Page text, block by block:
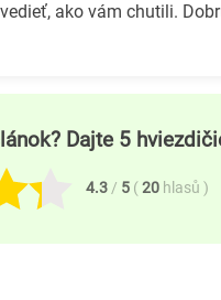
ako vám chutili.
Dajte 5
4.3 / 5 (20 hlasů )